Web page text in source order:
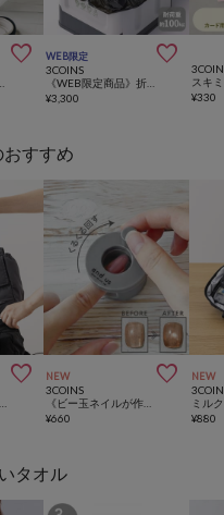
 WEB限定 
3COINS
《WEB限定商品》折りたたみ非常用トイレ／SOBANI
¥3,300 ¥330
すすめ
 NEW 
3COINS
《ビー玉ネイルが作れる》マグネイルメーカー／and us
¥660
NEW
¥880
タオル